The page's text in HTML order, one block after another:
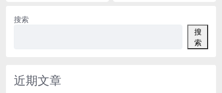
搜索
搜
索
近期文章